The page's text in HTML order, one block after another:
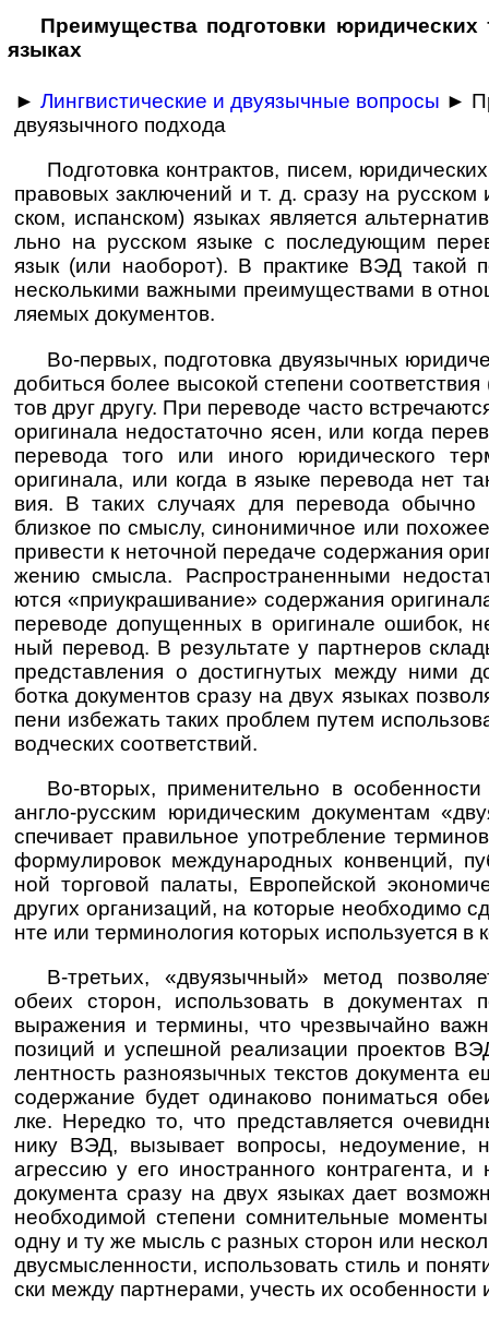
Преимущества под­гото­вки юри­ди­чес­ких
языках
► Лингвистические и двуязычные вопросы ►
двуязычного подхода
Подготовка контрактов, писем,
право­вых заклю­чений и т. д. сразу на
ском, испан­ском) язы­ках явля­ется
льно на рус­ском языке с после­дую­щим
язык (или наобо­рот). В прак­тике ВЭД такой
неско­ль­кими важ­ными преиму­щест­вами в
ля­емых доку­ментов.
Во-первых, подготовка двуязычных
доби­ться более высо­кой сте­пени
тов друг другу. При пере­воде часто
ориги­нала недо­ста­то­чно ясен, или когда
пере­вода того или иного юри­ди­чес­кого
ориги­нала, или когда в языке пере­вода нет
вия. В таких слу­чаях для пере­вода обы­чно
близ­кое по смы­слу, сино­нимич­ное или
при­ве­сти к неточ­ной пере­даче содер­жания
же­нию смы­сла. Рас­про­ст­ра­нен­ными
ются «при­укра­ши­ва­ние» содер­жа­ния
пере­воде допу­щен­ных в ори­ги­нале оши­бок,
ный пере­вод. В резуль­тате у парт­не­ров
пред­став­ле­ния о дости­гну­тых между ними
ботка доку­мен­тов сразу на двух язы­ках
пени избе­жать таких проб­лем путем
вод­чес­ких соот­вет­ствий.
Во-вторых, применительно в особенности
англо-­рус­ским юри­ди­чес­ким доку­мен­там
спе­чи­вает пра­виль­ное упот­реб­ле­ние
форму­лиро­вок между­на­род­ных кон­вен­ций,
ной тор­го­вой палаты, Евро­пей­ской
дру­гих орга­низа­ций, на кото­рые необ­хо­димо
нте или тер­мино­ло­гия кото­рых испо­ль­зу­ется в
В-третьих, «двуязычный» метод
обеих сто­рон, испо­ль­зо­вать в доку­мен­тах
выра­же­ния и тер­мины, что чрез­выча­йно
пози­ций и успеш­ной реа­ли­зации проек­тов
лент­ность разно­языч­ных тек­стов доку­ме­нта
содер­жа­ние будет оди­на­ково пони­ма­ться
лке. Нере­дко то, что пред­став­ляе­тся
нику ВЭД, вызы­вает воп­росы, недоу­мение,
агрес­сию у его ино­ст­ран­ного конт­ра­гента, и
доку­мента сразу на двух язы­ках дает
необ­ходи­мой сте­пени сомни­тель­ные
одну и ту же мысль с раз­ных сто­рон или
дву­смыс­лен­но­сти, исполь­зо­вать стиль и
ски между парт­не­рами, учесть их осо­бен­но­сти